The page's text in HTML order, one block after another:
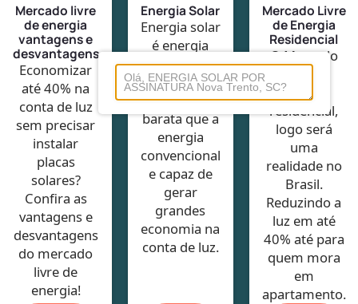
Mercado livre
de energia
vantagens e
desvantagens
Economizar
até 40% na
conta de luz
sem precisar
instalar
placas
solares?
Confira as
vantagens e
desvantagens
do mercado
livre de
energia!
Energia Solar
Energia solar
é energia
limpa e
renovável,
muito mais
barata que a
energia
convencional
e capaz de
gerar
grandes
economia na
conta de luz.
Mercado Livre
de Energia
Residencial
O Mercado
energia
residencial,
logo será
uma
realidade no
Brasil.
Reduzindo a
luz em até
40% até para
quem mora
em
apartamento.